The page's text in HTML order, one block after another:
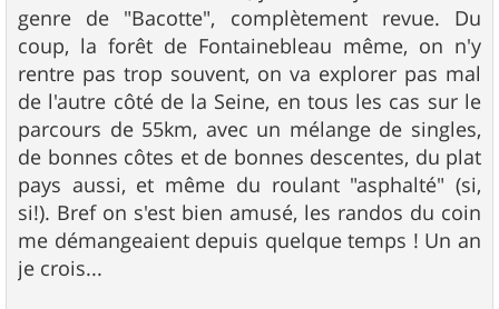
genre de "Bacotte", complètement revue. Du
coup, la forêt de Fontainebleau même, on n'y
rentre pas trop souvent, on va explorer pas mal
de l'autre côté de la Seine, en tous les cas sur le
parcours de 55km, avec un mélange de singles,
de bonnes côtes et de bonnes descentes, du plat
pays aussi, et même du roulant "asphalté" (si,
si!). Bref on s'est bien amusé, les randos du coin
me démangeaient depuis quelque temps ! Un an
je crois...